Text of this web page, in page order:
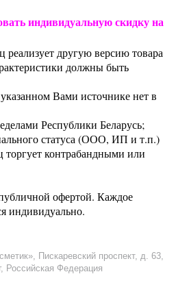
индивидуальную скидку на
реализует другую версию товара
должны быть
Вами источнике нет в
Республики Беларусь;
статуса (ООО, ИП и т.п.)
торгует контрабандными или
офертой. Каждое
индивидуально.
Пискаревский проспект, д. 63,
Российская Федерация